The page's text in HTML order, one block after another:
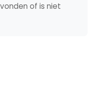
of is niet